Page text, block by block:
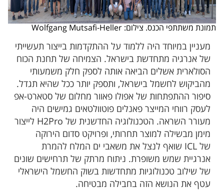
תמונת משתתפי הכנס. צילום: Wolfgang Mutsafi-Heller
מעניין במיוחד היה ללמוד על ההתקדמות בייצור תעשייתי
של אנרגיה מתחדשת בישראל. הצמיחה של תחנת הכוח
הסולארית אשלים הביאה אותה לספק חלק משמעותי
מהביקוש לחשמל בישראל, ותספק יותר ככל שהיא תגדל.
סיפור ההתפתחות של אפולו פאוור מחלום של סטארט-אפ
לעסק רווחי המייצר פאנלים פוטוולטאים גמישים היה
מעורר השראה. הטכנולוגיה החדשנית של H2Pro לייצור
מימן מבשילה למוצר תחרותי, ופרויקט סדום הירוקה
של ICL שואף לנצל את משאבי ים המלח להמרת
אנרגיית שמש משופרת. ניתוח מרתק של תרחישים שונים
של שילוב טכנולוגיות מתחדשות בשוק החשמל הישראלי
עטף את הנושא הזה בחבילה מבטיחה.